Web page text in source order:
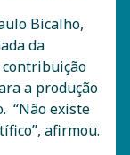
Bicalho,
da
contribuição
a produção
“Não existe
afirmou.